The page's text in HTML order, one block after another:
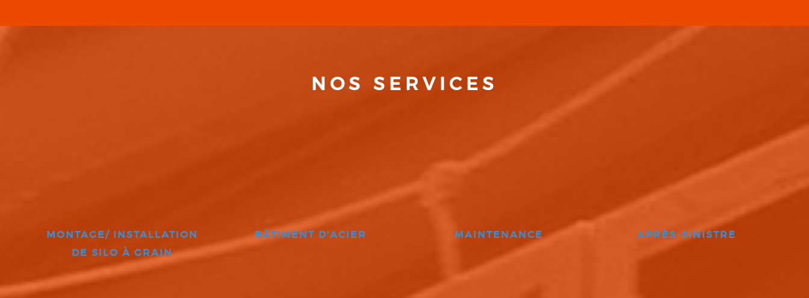
NOS SERVICES
MONTAGE/ INSTALLATION
DE SILO À GRAIN
BÂTIMENT D'ACIER MAINTENANCE APRÈS-SINISTRE